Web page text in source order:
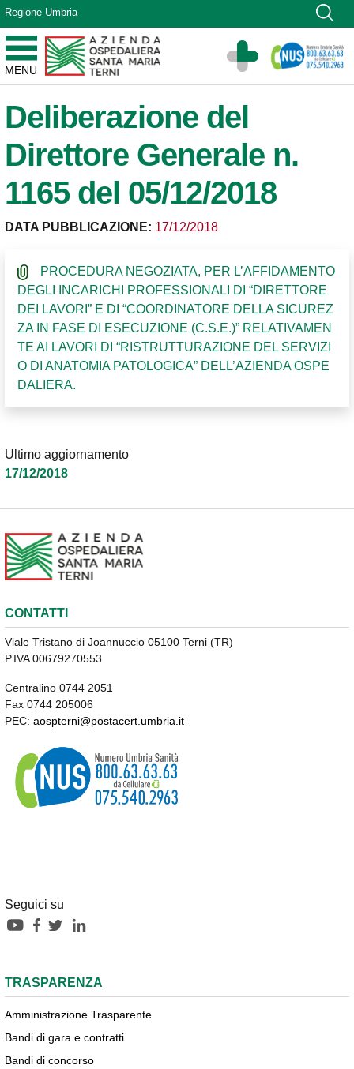
Vai ai contenuti
Vai al menu di navigazione
Vai al footer
Regione Umbria
MENU
Azienda Ospedaliera Santa Maria di Terni
Sito Istituzionale
Deliberazione del
Direttore Generale n.
1165 del 05/12/2018
DATA PUBBLICAZIONE: 17/12/2018
PROCEDURA NEGOZIATA, PER L’AFFIDAMENTO
DEGLI INCARICHI PROFESSIONALI DI “DIRETTORE
DEI LAVORI” E DI “COORDINATORE DELLA SICUREZ
ZA IN FASE DI ESECUZIONE (C.S.E.)” RELATIVAMEN
TE AI LAVORI DI “RISTRUTTURAZIONE DEL SERVIZI
O DI ANATOMIA PATOLOGICA” DELL’AZIENDA OSPE
DALIERA.
Ultimo aggiornamento
17/12/2018
CONTATTI
Viale Tristano di Joannuccio 05100 Terni (TR)
P.IVA 00679270553
Centralino 0744 2051
Fax 0744 205006
PEC: aospterni@postacert.umbria.it
Seguici su
TRASPARENZA
Amministrazione Trasparente
Bandi di gara e contratti
Bandi di concorso